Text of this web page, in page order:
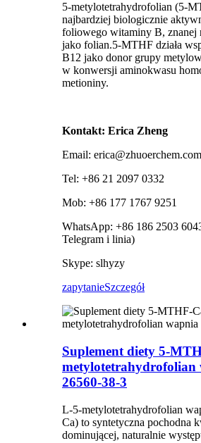
5-metylotetrahydrofolian (5-
najbardziej biologicznie
foliowego witaminy B, znanej
jako folian.5-MTHF działa
B12 jako donor grupy
w konwersji aminokwasu
metioniny.
Kontakt: Erica Zheng
Email: erica@zhuoerchem.com
Tel: +86 21 2097 0332
Mob: +86 177 1767 9251
WhatsApp: +86 186 2503
Telegram i linia)
Skype: slhyzy
zapytanieSzczegół
Suplement diety 5-
metylotetrahydrofolian
26560-38-3
L-5-metylotetrahydrofolian
Ca) to syntetyczna pochodna
dominującej, naturalnie